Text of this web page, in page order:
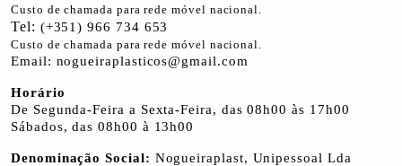
Custo de chamada para rede móvel nacional.
Tel: (+351) 966 734 653
Custo de chamada para rede móvel nacional.
Email: nogueiraplasticos@gmail.com
Horário
De Segunda-Feira a Sexta-Feira, das 08h00 às 17h00
Sábados, das 08h00 à 13h00
Denominação Social: Nogueiraplast, Unipessoal Lda